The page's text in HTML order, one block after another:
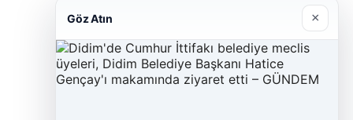
Göz Atın ×